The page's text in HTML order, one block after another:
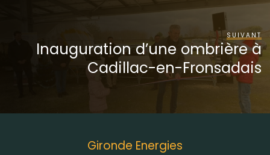
SUIVANT
Inauguration d’une ombrière à
Cadillac-en-Fronsadais
Gironde Energies